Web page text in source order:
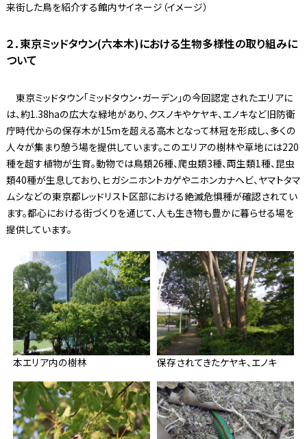
来街した鳥を紹介する館内サイネージ（イメージ）
２．東京ミッドタウン(六本木)における生物多様性の取り組みに
ついて
東京ミッドタウン「ミッドタウン・ガーデン」の今回認定されたエリアに
は、約1.38haの広大な緑地があり、クスノキやケヤキ、エノキなど旧防衛
庁時代からの保存木が15mを超える高木となって林冠を形成し、多くの
人々が集まり憩う場を提供しています。このエリアの樹林や草地には220
種を超す植物が生育。動物では鳥類26種、爬虫類3種、両生類1種、昆虫
類40種が生息しており、ヒガシニホントカゲやニホンカナヘビ、ヤマトタマ
ムシなどの東京都レッドリスト区部における絶滅危惧種が確認されてい
ます。都心における街づくりを通じて、人も生き物も豊かに暮らせる場を
提供しています。
本エリア内の樹林 保存されてきたケヤキ、エノキ